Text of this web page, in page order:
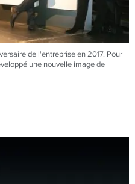
de l'entreprise en 2017. Pour
une nouvelle image de